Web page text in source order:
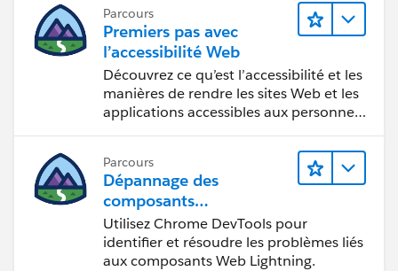
Parcours
Premiers pas avec
l’accessibilité Web
Découvrez ce qu’est l’accessibilité et les
manières de rendre les sites Web et les
applications accessibles aux personnes
Parcours
Dépannage des
composants
Web Lightning
Utilisez Chrome DevTools pour
identifier et résoudre les problèmes liés
aux composants Web Lightning.